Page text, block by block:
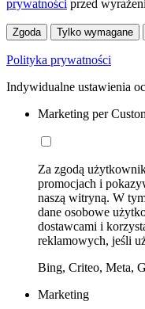
prywatności przed
Zgoda Tylko wymagane
Polityka prywatności
Indywidualne ustawienia
Marketing per
Za zgodą
promocjach i
naszą witryną. W
dane osobowe
dostawcami i
reklamowych, jeśli
Bing, Criteo, Meta,
Marketing